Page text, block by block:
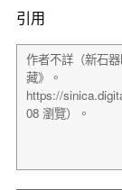
引用